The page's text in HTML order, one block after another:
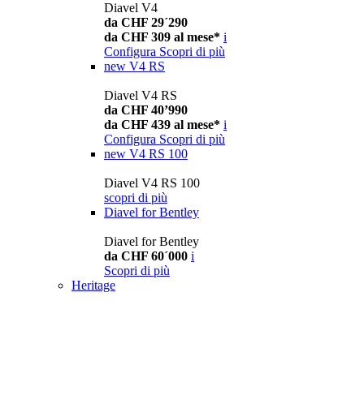
Diavel V4
da CHF 29´290
da CHF 309 al mese* i
Configura Scopri di più
new V4 RS
Diavel V4 RS
da CHF 40’990
da CHF 439 al mese* i
Configura Scopri di più
new V4 RS 100
Diavel V4 RS 100
scopri di più
Diavel for Bentley
Diavel for Bentley
da CHF 60´000 i
Scopri di più
Heritage